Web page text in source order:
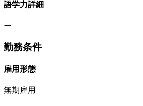
語学力詳細
ー
勤務条件
雇用形態
無期雇用